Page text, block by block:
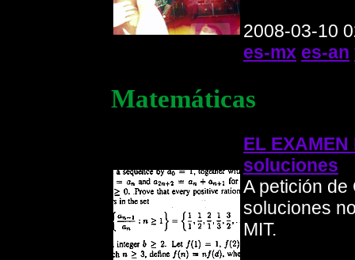
2008-03-10
es-mx es-an
Matemáticas
EL
soluciones
A petición de
soluciones
MIT.